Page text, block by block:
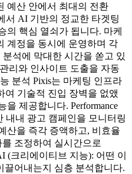
예산 안에서 최대의 전환
서 AI 기반의 정교한 타겟팅
의 핵심 열쇠가 됩니다. 마케
계정을 동시에 운영하며 각
분석에 막대한 시간을 쏟고 있
리와 인사이트 도출을 자동
분석 Pixis는 마케팅 인프라
여 기술적 진입 장벽을 없앴
제공합니다. Performance
내내 광고 캠페인을 모니터링
산을 즉각 증액하고, 비효율
조정하여 실시간으로
(크리에이티브 지능): 어떤 이
끌어내는지 심층 분석합니다.